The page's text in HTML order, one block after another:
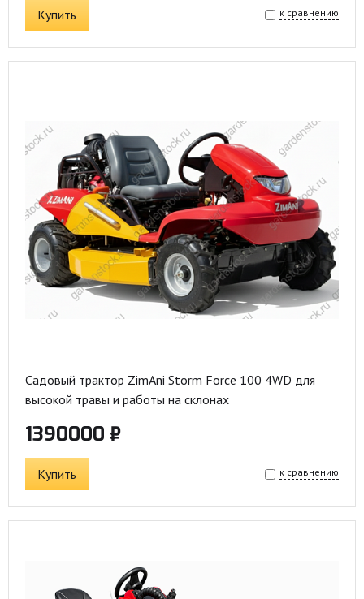
Купить к сравнению
Садовый трактор ZimAni Storm Force 100 4WD для
высокой травы и работы на склонах
1390000 ₽
Купить к сравнению